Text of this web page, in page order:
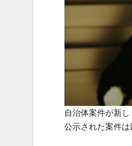
自治体案件が新し
公示された案件は